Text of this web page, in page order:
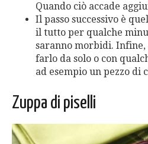
Quando ciò accade
Il passo successivo è
il tutto per qualche
saranno morbidi.
farlo da solo o con
ad esempio un pezzo di
Zuppa di piselli